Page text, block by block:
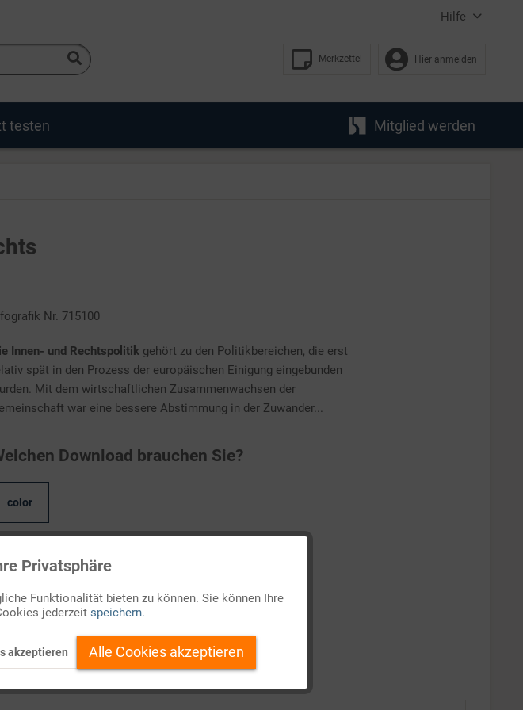
Hilfe
Merkzettel Hier anmelden
testen Mitglied werden
Nr. 715100
Innen- und Rechtspolitik gehört zu den Politikbereichen, die erst
spät in den Prozess der europäischen Einigung eingebunden
Mit dem wirtschaftlichen Zusammenwachsen der
war eine bessere Abstimmung in der Zuwander...
Download brauchen Sie?
color
Kostenlos anmelden
Auf Ihren Merkzettel setzen
Inaktiv
Privatsphäre
Funktionalität bieten zu können. Sie können Ihre
jederzeit speichern.
akzeptieren Alle Cookies akzeptieren